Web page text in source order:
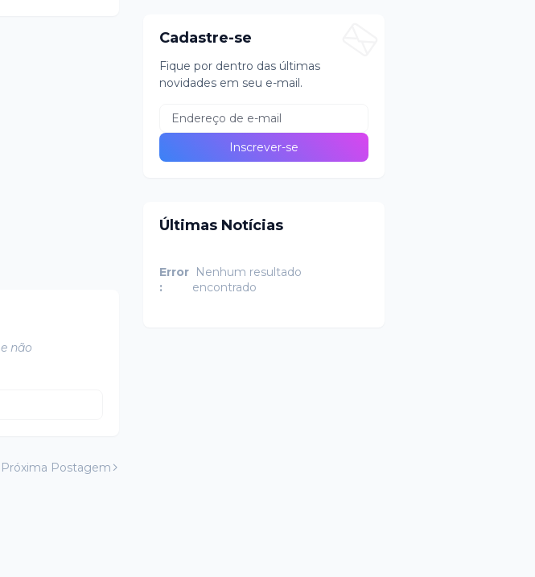
não
Próxima Postagem
Cadastre-se
Fique por dentro das últimas
novidades em seu e-mail.
Últimas Notícias
Error
:
Nenhum resultado
encontrado